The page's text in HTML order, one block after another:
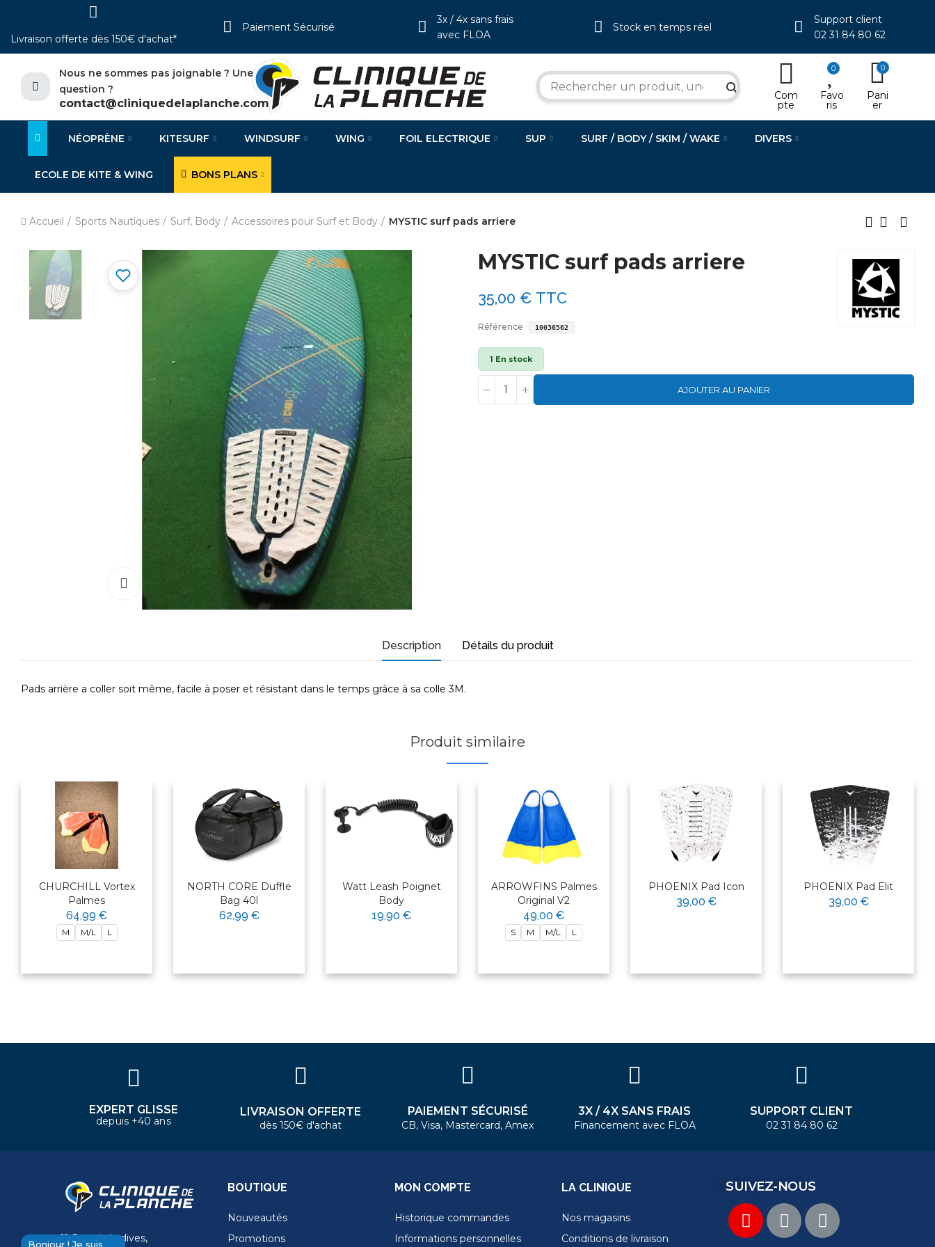
Livraison offerte dès 150€ d'achat*
Paiement Sécurisé
3x / 4x sans frais
avec FLOA
Stock en temps réel
Support client
02 31 84 80 62
Nous ne sommes pas joignable ? Une
question ?
contact@cliniquedelaplanche.com
search Com
pte
0
Favo
ris
0
Pani
er
NÉOPRÈNE KITESURF WINDSURF WING FOIL ELECTRIQUE SUP SURF / BODY / SKIM / WAKE DIVERS
ECOLE DE KITE & WING BONS PLANS
Accueil Sports Nautiques Surf, Body Accessoires pour Surf et Body MYSTIC surf pads arriere
Cliquez pour agrandir
MYSTIC surf pads arriere
35,00 € TTC
Référence 10036562
1 En stock
AJOUTER AU PANIER
Description Détails du produit
Pads arrière a coller soit même, facile à poser et résistant dans le temps grâce à sa colle 3M.
Produit similaire
CHURCHILL Vortex
Palmes
64,99 €
M M/L L
NORTH CORE Duffle
Bag 40l
62,99 €
Watt Leash Poignet
Body
19,90 €
ARROWFINS Palmes
Original V2
49,00 €
S M M/L L
PHOENIX Pad Icon
39,00 €
PHOENIX Pad Elit
39,00 €
×
Bonjour ! Je suis
EXPERT GLISSE
depuis +40 ans
LIVRAISON OFFERTE
dès 150€ d'achat
PAIEMENT SÉCURISÉ
CB, Visa, Mastercard, Amex
3X / 4X SANS FRAIS
Financement avec FLOA
SUPPORT CLIENT
02 31 84 80 62
11 Rue de la dives,
BOUTIQUE
Nouveautés
Promotions
MON COMPTE
Historique commandes
Informations personnelles
LA CLINIQUE
Nos magasins
Conditions de livraison
SUIVEZ-NOUS